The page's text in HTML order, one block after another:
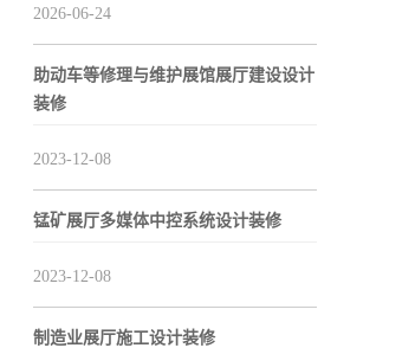
2026-06-24
助动车等修理与维护展馆展厅建设设计
装修
2023-12-08
锰矿展厅多媒体中控系统设计装修
2023-12-08
制造业展厅施工设计装修